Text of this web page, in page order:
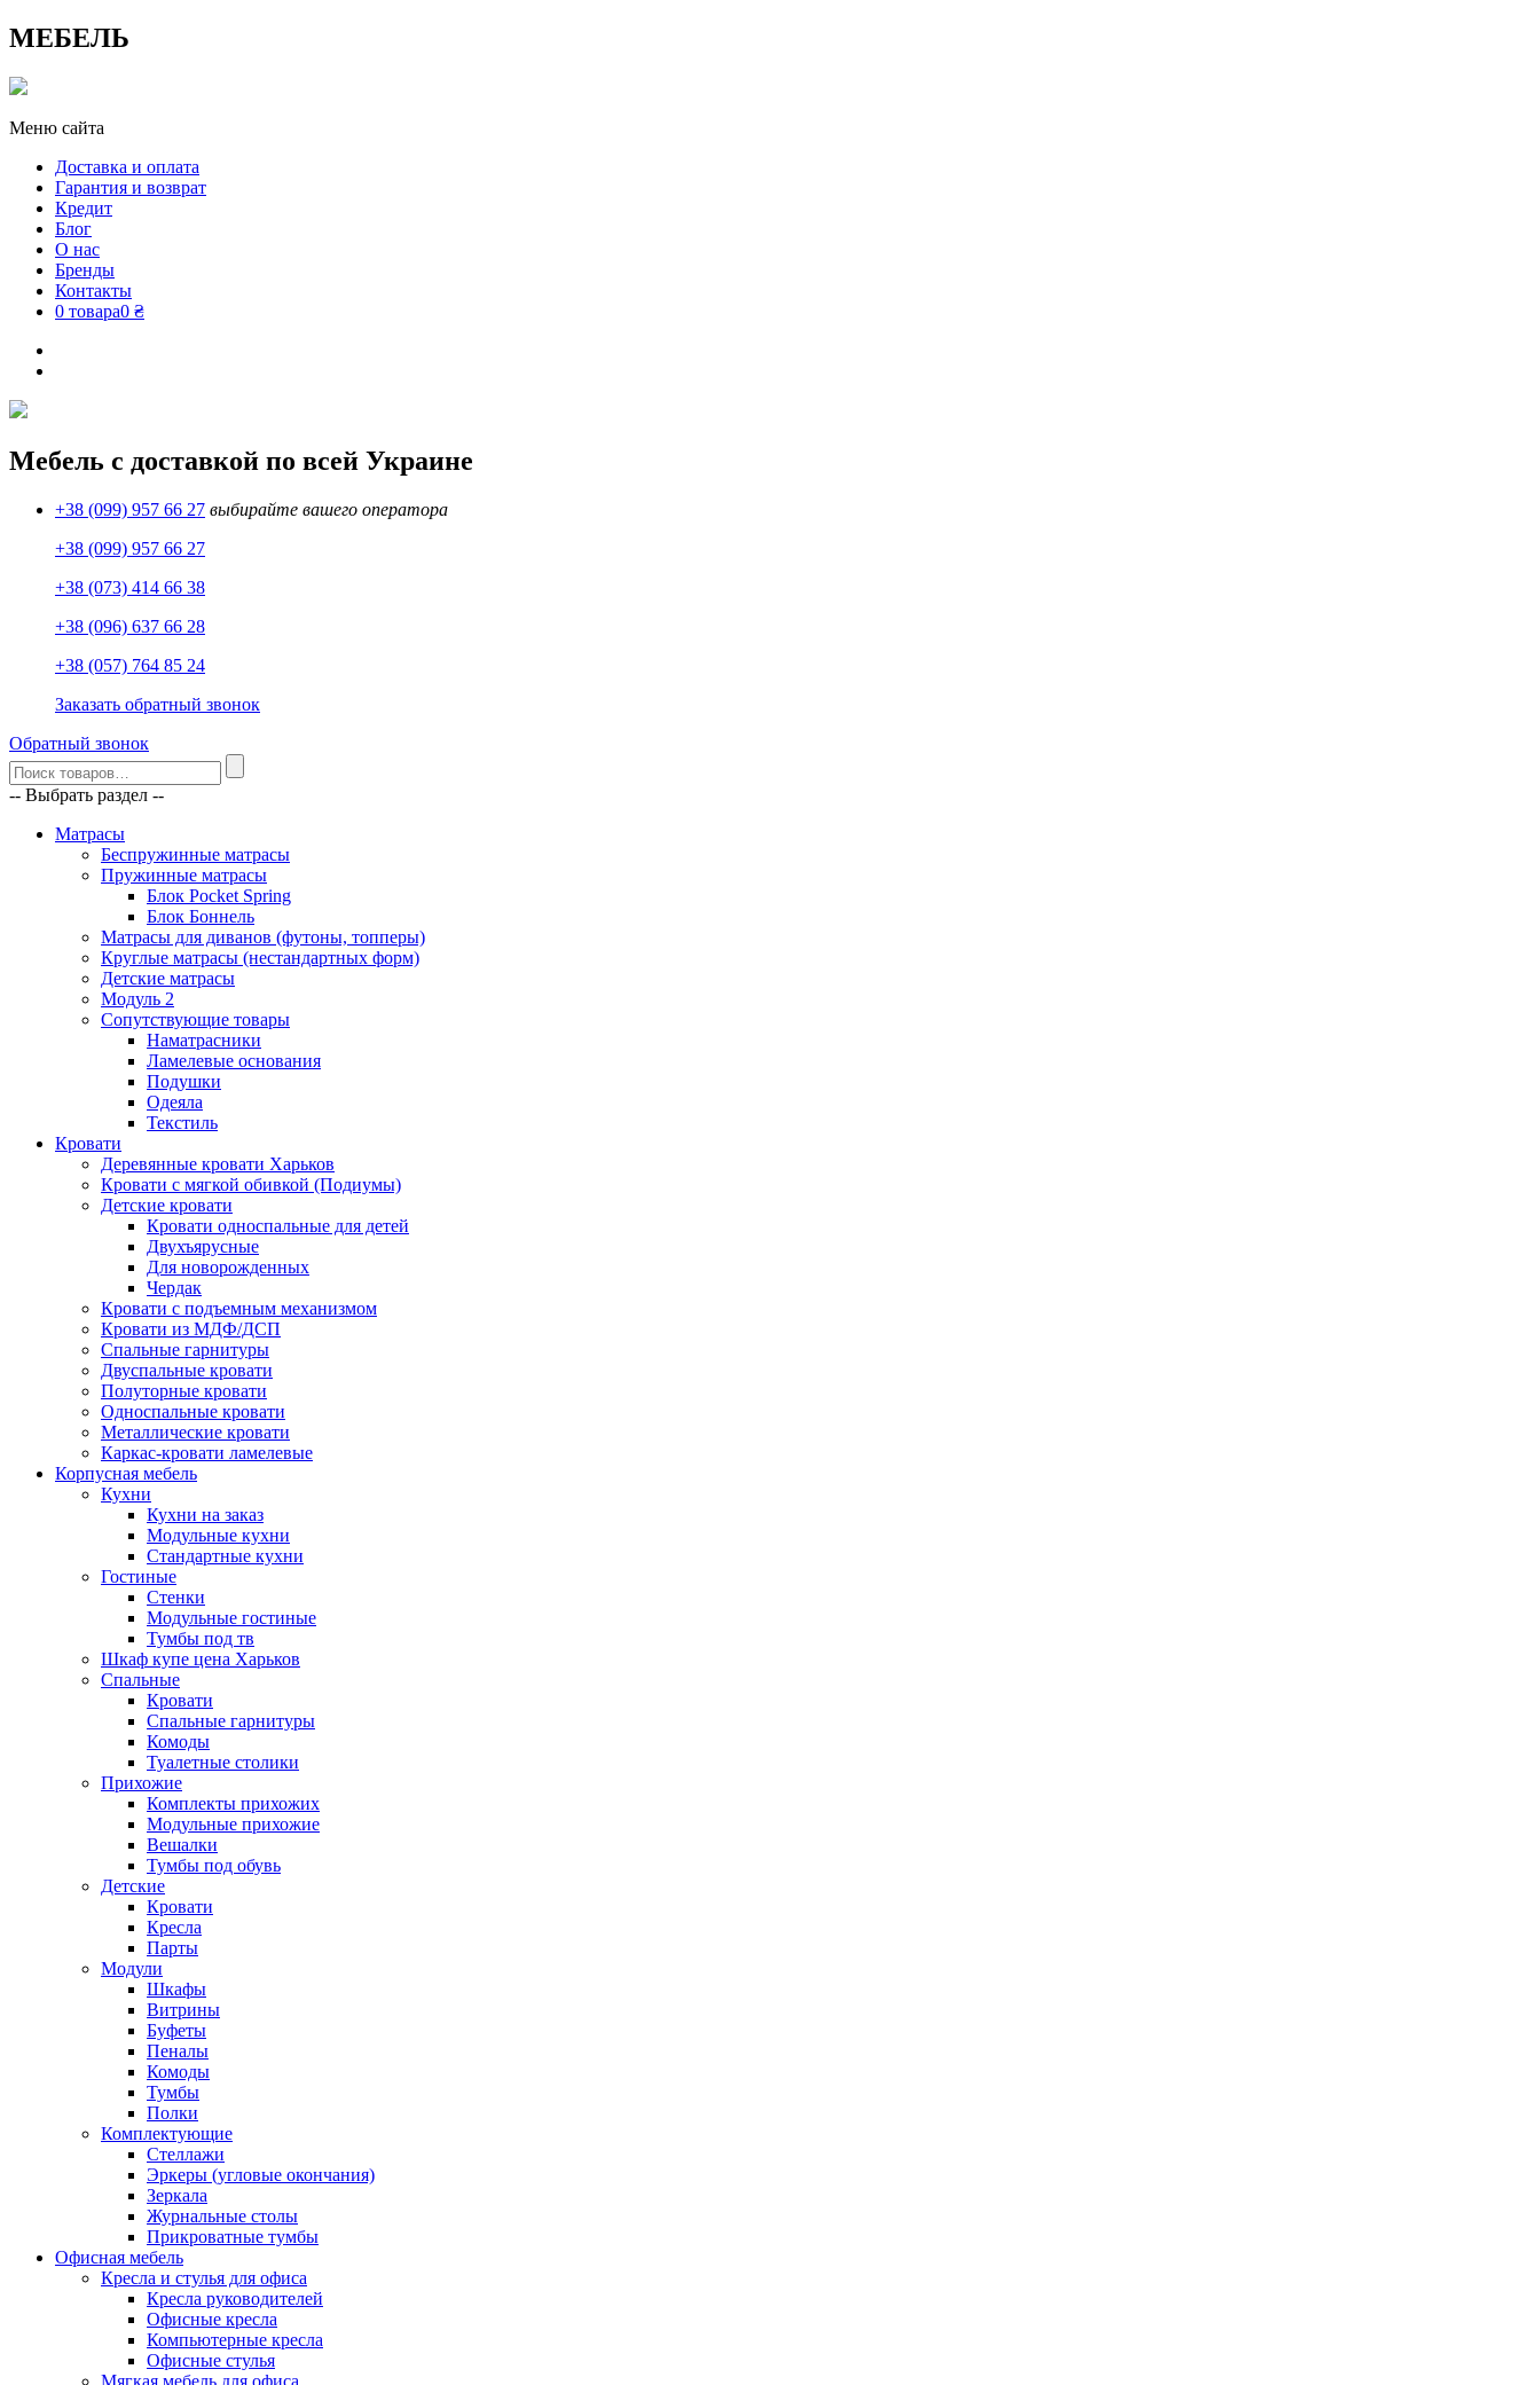
МЕБЕЛЬ
Меню сайта
Доставка и оплата
Гарантия и возврат
Кредит
Блог
О нас
Бренды
Контакты
0 товара0 ₴
Мебель с доставкой по всей Украине
+38 (099) 957 66 27 выбирайте вашего оператора
+38 (099) 957 66 27
+38 (073) 414 66 38
+38 (096) 637 66 28
+38 (057) 764 85 24
Заказать обратный звонок
Обратный звонок
-- Выбрать раздел --
Матрасы
Беспружинные матрасы
Пружинные матрасы
Блок Pocket Spring
Блок Боннель
Матрасы для диванов (футоны, топперы)
Круглые матрасы (нестандартных форм)
Детские матрасы
Модуль 2
Сопутствующие товары
Наматрасники
Ламелевые основания
Подушки
Одеяла
Текстиль
Кровати
Деревянные кровати Харьков
Кровати с мягкой обивкой (Подиумы)
Детские кровати
Кровати односпальные для детей
Двухъярусные
Для новорожденных
Чердак
Кровати с подъемным механизмом
Кровати из МДФ/ДСП
Спальные гарнитуры
Двуспальные кровати
Полуторные кровати
Односпальные кровати
Металлические кровати
Каркас-кровати ламелевые
Корпусная мебель
Кухни
Кухни на заказ
Модульные кухни
Стандартные кухни
Гостиные
Стенки
Модульные гостиные
Тумбы под тв
Шкаф купе цена Харьков
Спальные
Кровати
Спальные гарнитуры
Комоды
Туалетные столики
Прихожие
Комплекты прихожих
Модульные прихожие
Вешалки
Тумбы под обувь
Детские
Кровати
Кресла
Парты
Модули
Шкафы
Витрины
Буфеты
Пеналы
Комоды
Тумбы
Полки
Комплектующие
Стеллажи
Эркеры (угловые окончания)
Зеркала
Журнальные столы
Прикроватные тумбы
Офисная мебель
Кресла и стулья для офиса
Кресла руководителей
Офисные кресла
Компьютерные кресла
Офисные стулья
Мягкая мебель для офиса